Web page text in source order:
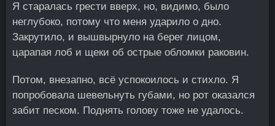
Я старалась грести вверх, но, видимо, было
неглубоко, потому что меня ударило о дно.
Закрутило, и вышвырнуло на берег лицом,
царапая лоб и щеки об острые обломки раковин.
Потом, внезапно, всё успокоилось и стихло. Я
попробовала шевельнуть губами, но рот оказался
забит песком. Поднять голову тоже не удалось.